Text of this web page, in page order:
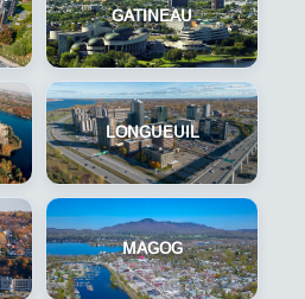
GATINEAU
LONGUEUIL
MAGOG